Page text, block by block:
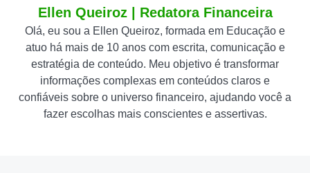
Ellen Queiroz | Redatora Financeira
Olá, eu sou a Ellen Queiroz, formada em Educação e
atuo há mais de 10 anos com escrita, comunicação e
estratégia de conteúdo. Meu objetivo é transformar
informações complexas em conteúdos claros e
confiáveis sobre o universo financeiro, ajudando você a
fazer escolhas mais conscientes e assertivas.